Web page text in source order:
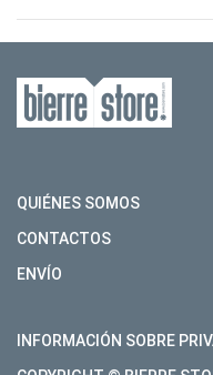
QUIÉNES SOMOS
CONTACTOS
ENVÍO
INFORMACIÓN SOBRE